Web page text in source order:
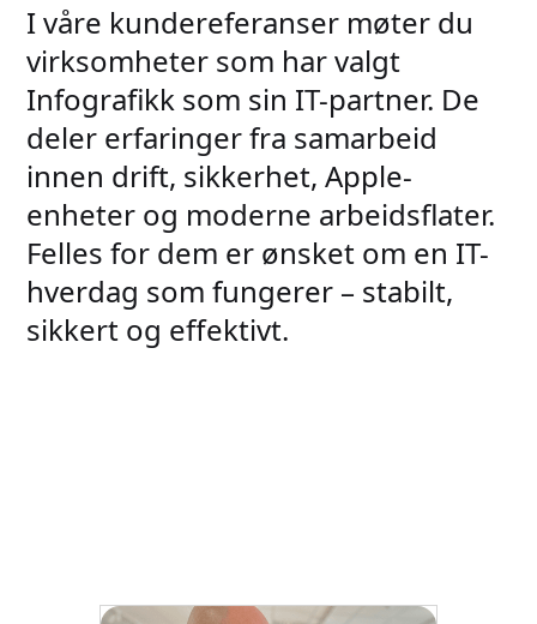
I våre kundereferanser møter du
virksomheter som har valgt
Infografikk som sin IT-partner. De
deler erfaringer fra samarbeid
innen drift, sikkerhet, Apple-
enheter og moderne arbeidsflater.
Felles for dem er ønsket om en IT-
hverdag som fungerer – stabilt,
sikkert og effektivt.